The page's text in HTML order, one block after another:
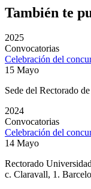
También te
2025
Convocatorias
Celebración del
15 Mayo
Sede del Rectorado
2024
Convocatorias
Celebración del
14 Mayo
Rectorado
c. Claravall, 1.